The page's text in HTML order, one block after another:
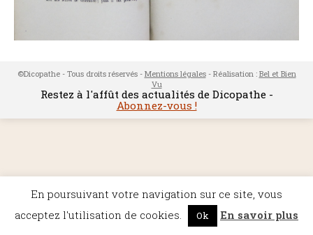
©Dicopathe - Tous droits réservés - Mentions légales- Réalisation : Bel et Bien
Vu
Restez à l'affût des actualités de Dicopathe -
Abonnez-vous !
En poursuivant votre navigation sur ce site, vous
acceptez l'utilisation de cookies.
Ok En savoir plus